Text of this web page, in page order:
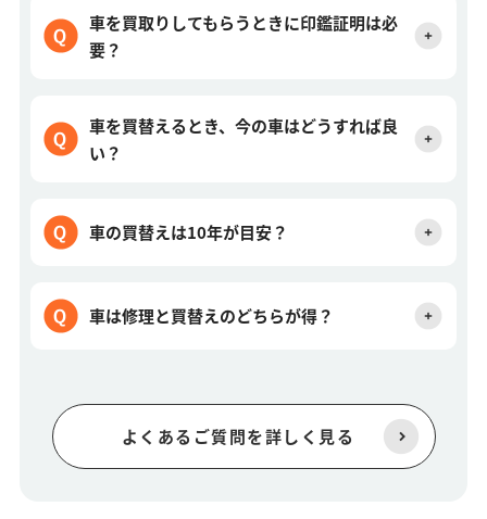
車を買取りしてもらうときに印鑑証明は必
要？
車を買替えるとき、今の車はどうすれば良
い？
車の買替えは10年が目安？
車は修理と買替えのどちらが得？
よくあるご質問を詳しく見る